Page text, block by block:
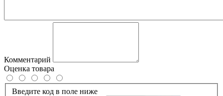
Комментарий
Оценка товара
Введите код в поле ниже